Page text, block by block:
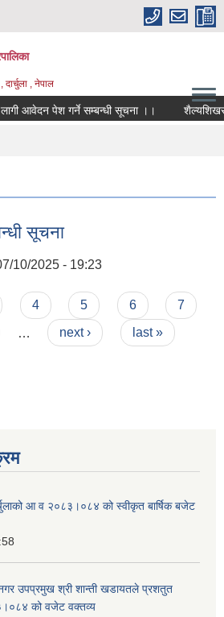
, नेपाल
आवेदन पेश गर्ने सम्बन्धी सूचना ।। शैल्यशिखर
सूचना
10/2025 - 19:23
4 5 6
7
next › last »
आ व २०८३।०८४ को स्वीकृत बार्षिक बजेट
उपप्रमुख श्री शान्ती खडायतले प्रशतुत
को वजेट वक्तव्य